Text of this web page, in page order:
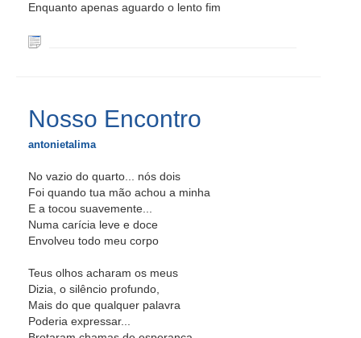
Enquanto apenas aguardo o lento fim
Nosso Encontro
antonietalima
No vazio do quarto... nós dois
Foi quando tua mão achou a minha
E a tocou suavemente...
Numa carícia leve e doce
Envolveu todo meu corpo
Teus olhos acharam os meus
Dizia, o silêncio profundo,
Mais do que qualquer palavra
Poderia expressar...